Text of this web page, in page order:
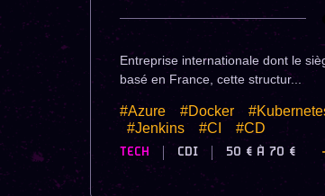
Entreprise internationale dont le
basé en France, cette structur...
#Azure #Docker
#Jenkins
#CI #CD
TECH CDI 50 € À 70 €